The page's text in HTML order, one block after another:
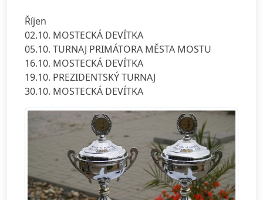
Říjen
02.10. MOSTECKÁ DEVÍTKA
05.10. TURNAJ PRIMÁTORA MĚSTA MOSTU
16.10. MOSTECKÁ DEVÍTKA
19.10. PREZIDENTSKÝ TURNAJ
30.10. MOSTECKÁ DEVÍTKA